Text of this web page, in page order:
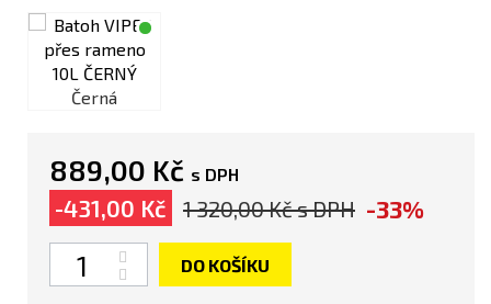
Černá
889,00 Kč s DPH
-431,00 Kč 1 320,00 Kčs DPH -33%
Počet
DO KOŠÍKU